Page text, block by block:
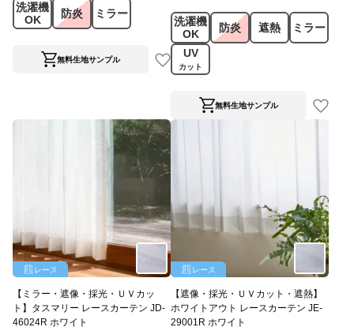
洗濯機
OK
防炎 ミラー
無料生地サンプル
洗濯機
OK
防炎 遮熱
ミラー
UV
カット
無料生地サンプル
レース
【ミラー・遮像・採光・ＵＶカッ
ト】タスマリー レースカーテン JD-
46024R ホワイト
レース
【遮像・採光・ＵＶカット・遮熱】
ホワイトアウト レースカーテン JE-
29001R ホワイト